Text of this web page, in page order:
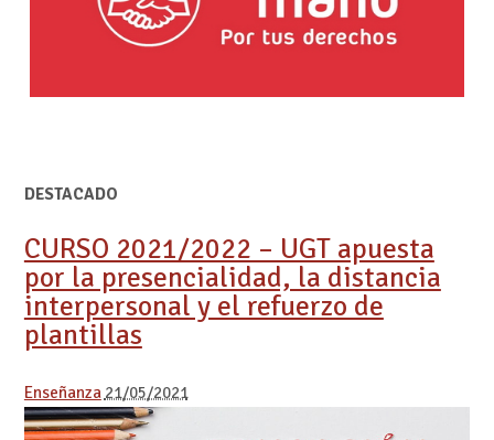
DESTACADO
CURSO 2021/2022 – UGT apuesta
por la presencialidad, la distancia
interpersonal y el refuerzo de
plantillas
Enseñanza 21/05/2021